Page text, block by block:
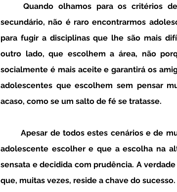
secundário, não é raro encontrarmos
para fugir a disciplinas que lhe são mais
outro lado, que escolhem a área, não
socialmente é mais aceite e garantirá os
adolescentes que escolhem sem pensar
acaso, como se um salto de fé se tratasse.
	Apesar de todos estes cenários e de muitas vezes existir a ideia, de que é cedo para um
adolescente escolher e que a escolha na
sensata e decidida com prudência. A
que, muitas vezes, reside a chave do sucesso.